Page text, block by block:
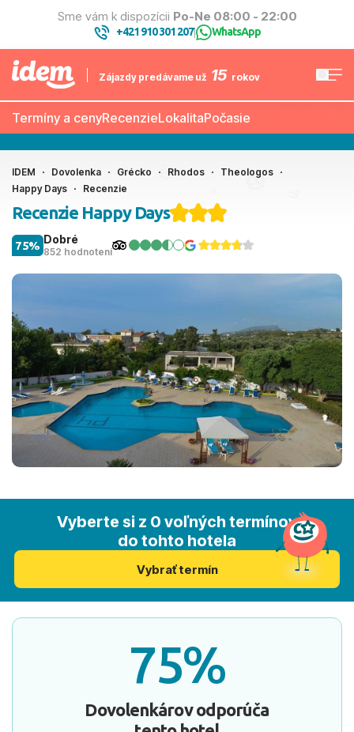
Sme vám k dispozícii Po-Ne 08:00 - 22:00
+421 910 301 207| WhatsApp
Zájazdy predávame už 15 rokov
Termíny a cenyRecenzieLokalitaPočasie
IDEM Dovolenka Grécko Rhodos
Theologos
Happy Days
Recenzie
Recenzie Happy Days
Dobré
852 hodnotení
75%
Vyberte si z 0 voľných termínov
do tohto hotela
Vybrať termín
75%
Dovolenkárov odporúča